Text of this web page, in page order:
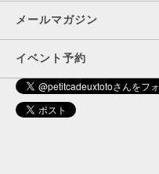
メールマガジン
イベント予約